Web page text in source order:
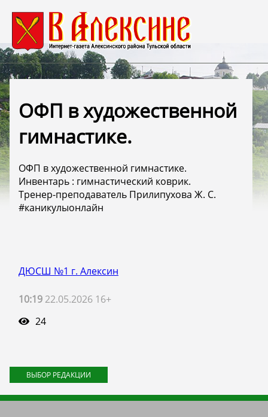
ОФП в художественной
гимнастике.
ОФП в художественной гимнастике.
Инвентарь : гимнастический коврик.
Тренер-преподаватель Прилипухова Ж. С.
#каникулыонлайн
ДЮСШ №1 г. Алексин
10:19 22.05.2026 16+
24
ВЫБОР РЕДАКЦИИ